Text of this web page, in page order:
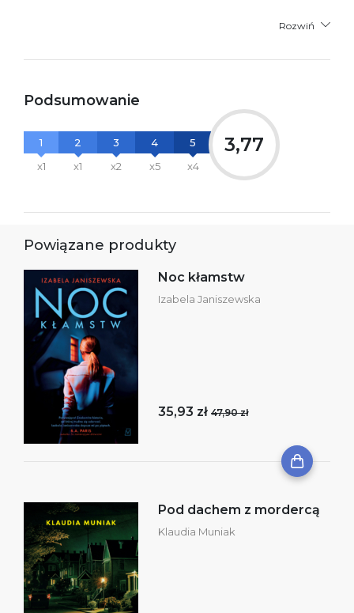
Rozwiń
Podsumowanie
1
x1
2
x1
3
x2
4
x5
5
x4
3,77
Powiązane produkty
Noc kłamstw
Izabela Janiszewska
35,93 zł 47,90 zł
Pod dachem z mordercą
Klaudia Muniak